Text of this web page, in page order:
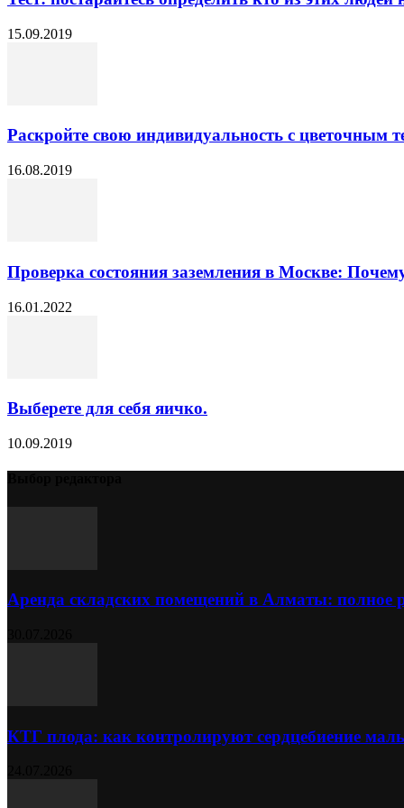
15.09.2019
Раскройте свою индивидуальность с цветочным
16.08.2019
Проверка состояния заземления в Москве:
16.01.2022
Выберете для себя яичко.
10.09.2019
Аренда складских помещений в Алматы: полное
КТГ плода: как контролируют сердцебиение